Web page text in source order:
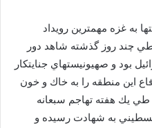
به غزه مهمترين رويداد
چند روز گذشته شاهد دور
بود و صهيونيستهاي جنايتكار
اين منطقه را به خاك و خون
يك هفته تهاجم سبعانه
تاكنون بيش از ۱۴۰ فلسطيني به شهادت رسيده و